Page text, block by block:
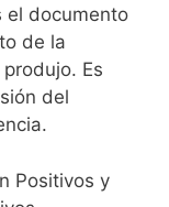
el documento
de la
Es
del
Positivos y